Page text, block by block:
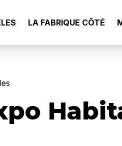
LA FABRIQUE CÔTÉ